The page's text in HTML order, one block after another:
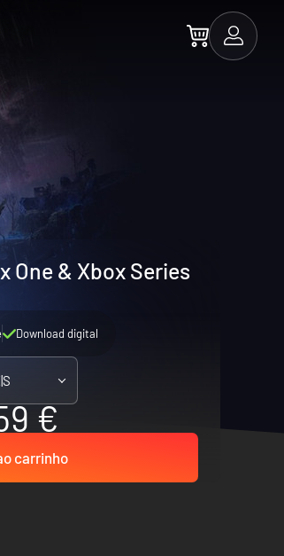
One & Xbox Series
Download digital
€
carrinho